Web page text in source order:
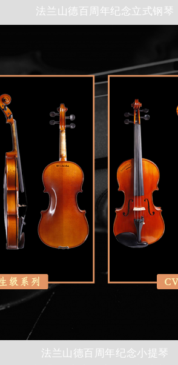
法兰山德百周年纪念立式钢琴
法兰山德百周年纪念小提琴